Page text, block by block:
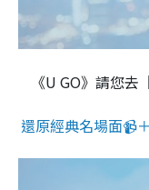
《U GO》請您
還原經典名場面📹